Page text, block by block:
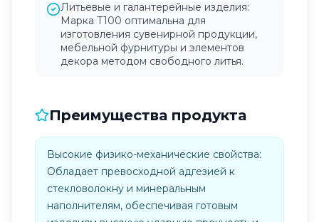
Литьевые и галантерейные изделия:
Марка Т100 оптимальна для
изготовления сувенирной продукции,
мебельной фурнитуры и элементов
декора методом свободного литья.
Преимущества продукта
Высокие физико-механические свойства:
Обладает превосходной адгезией к
стекловолокну и минеральным
наполнителям, обеспечивая готовым